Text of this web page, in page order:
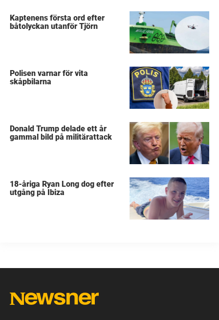
Kaptenens första ord efter
båtolyckan utanför Tjörn
Polisen varnar för vita
skåpbilarna
Donald Trump delade ett år
gammal bild på militärattack
18-åriga Ryan Long dog efter
utgång på Ibiza